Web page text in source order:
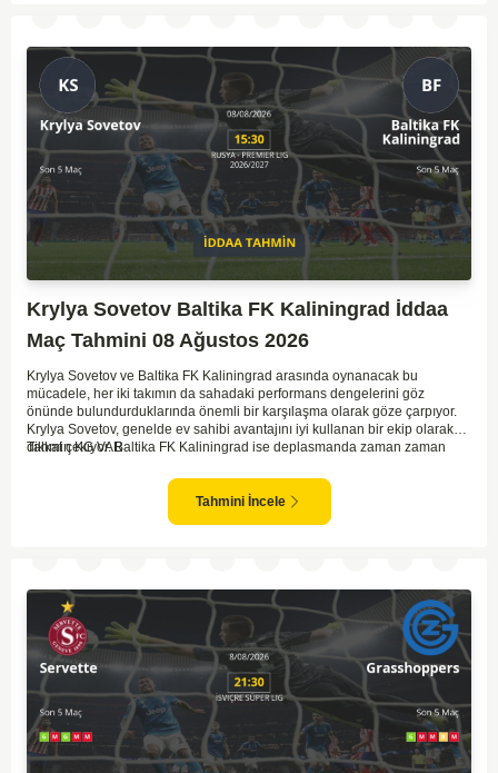
Krylya Sovetov Baltika FK Kaliningrad İddaa
Maç Tahmini 08 Ağustos 2026
Krylya Sovetov ve Baltika FK Kaliningrad arasında oynanacak bu
mücadele, her iki takımın da sahadaki performans dengelerini göz
önünde bulundurduklarında önemli bir karşılaşma olarak göze çarpıyor.
Krylya Sovetov, genelde ev sahibi avantajını iyi kullanan bir ekip olarak
dikkat çekiyor. Baltika FK Kaliningrad ise deplasmanda zaman zaman
ve seyirci desteğini arkasına alarak gol yollarında etkili olması, maçın
seyrini değiştirebilecek bir faktör olarak değerlendiriliyor. Bununla birlikte,
Baltika'nın savunma direncini kırabilmesi, maçı daha heyecanlı hale
Tahmin KG VAR
Tahmini İncele